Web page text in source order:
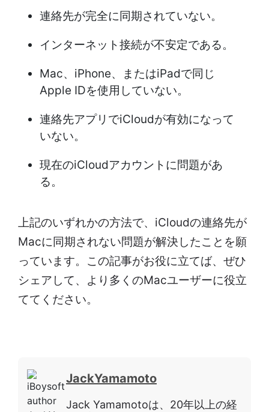
連絡先が完全に同期されていない。
インターネット接続が不安定である。
Mac、iPhone、またはiPadで同じ
Apple IDを使用していない。
連絡先アプリでiCloudが有効になって
いない。
現在のiCloudアカウントに問題があ
る。
上記のいずれかの方法で、iCloudの連絡先が
Macに同期されない問題が解決したことを願
っています。この記事がお役に立てば、ぜひ
シェアして、より多くのMacユーザーに役立
ててください。
JackYamamoto
Jack Yamamotoは、20年以上の経